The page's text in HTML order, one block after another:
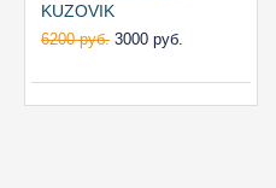
KUZOVIK
6200 руб. 3000 руб.